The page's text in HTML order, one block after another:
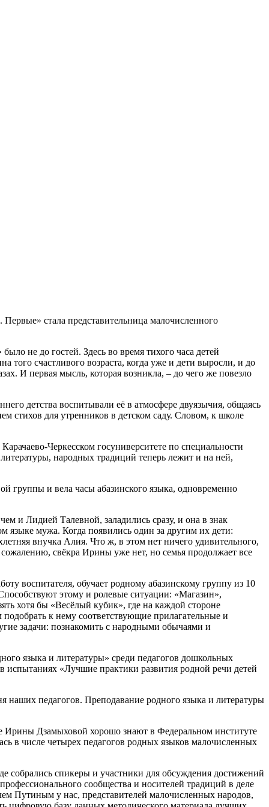
стала представительница малочисленного
не до гостей. Здесь во время тихого часа детей
того счастливого возраста, когда уже и дети выросли, и до
И первая мысль, которая возникла, – до чего же повезло
детства воспитывали её в атмосфере двуязычия, общаясь
стихов для утренников в детском саду. Словом, к школе
Черкесском госуниверситете по специальности
народных традиций теперь лежит и на ней,
группы и вела часы абазинского языка, одновременно
и Лидией Талевной, заладились сразу, и она в знак
языке мужа. Когда появились один за другим их дети:
внучка Алия. Что ж, в этом нет ничего удивительного,
свёкра Ирины уже нет, но семья продолжает все
воспитателя, обучает родному абазинскому группу из 10
этому и ролевые ситуации: «Магазин»,
хотя бы «Весёлый кубик», где на каждой стороне
к нему соответствующие прилагательные и
задачи: познакомить с народными обычаями и
языка и литературы» среди педагогов дошкольных
испытаниях «Лучшие практики развития родной речи детей
наших педагогов. Преподавание родного языка и литературы
Ирины Дзамыховой хорошо знают в Федеральном институте
в числе четырех педагогов родных языков малочисленных
спикеры и участники для обсуждения достижений
сообщества и носителей традиций в деле
Путиным у нас, представителей малочисленных народов,